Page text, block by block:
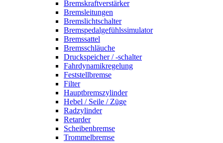
Bremskraftverstärker
Bremsleitungen
Bremslichtschalter
Bremspedalgefühlssimulator
Bremssattel
Bremsschläuche
Druckspeicher / -schalter
Fahrdynamikregelung
Feststellbremse
Filter
Hauptbremszylinder
Hebel / Seile / Züge
Radzylinder
Retarder
Scheibenbremse
Trommelbremse